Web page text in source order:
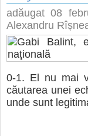
adăugat08
Alexandru
0-1. El nu mai
căutarea unei
unde sunt